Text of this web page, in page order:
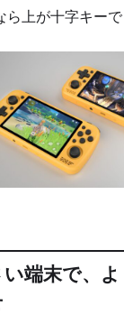
ら上が十字キーで
端末で、